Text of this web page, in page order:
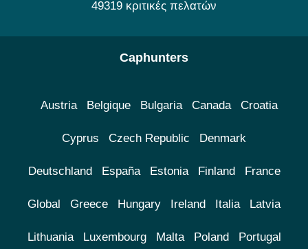
49319 κριτικές πελατών
Caphunters
Austria Belgique Bulgaria Canada Croatia
Cyprus Czech Republic Denmark
Deutschland España Estonia Finland France
Global Greece Hungary Ireland Italia Latvia
Lithuania Luxembourg Malta Poland Portugal